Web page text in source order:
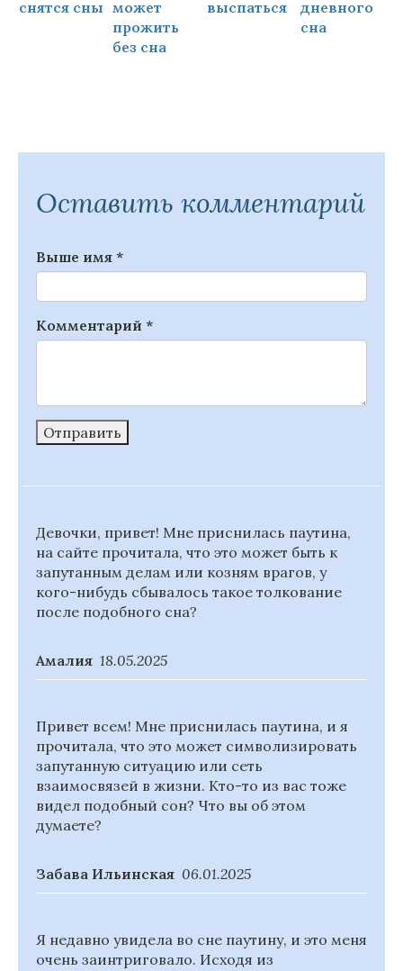
снятся сны может
прожить
без сна
выспаться
дневного
сна
Оставить комментарий
Выше имя *
Комментарий *
Отправить
Девочки, привет! Мне приснилась паутина,
на сайте прочитала, что это может быть к
запутанным делам или козням врагов, у
кого-нибудь сбывалось такое толкование
после подобного сна?
Амалия 18.05.2025
Привет всем! Мне приснилась паутина, и я
прочитала, что это может символизировать
запутанную ситуацию или сеть
взаимосвязей в жизни. Кто-то из вас тоже
видел подобный сон? Что вы об этом
думаете?
Забава Ильинская 06.01.2025
Я недавно увидела во сне паутину, и это меня
очень заинтриговало. Исходя из